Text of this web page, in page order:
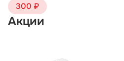
300 ₽
Акции